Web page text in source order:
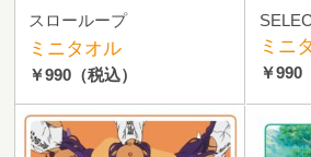
スローループ
ミニタオル
￥990 （税込）
ミニ
￥990